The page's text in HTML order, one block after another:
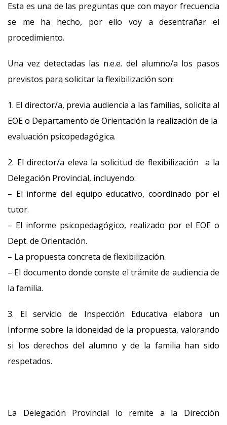
Esta es una de las preguntas que con mayor frecuencia
se me ha hecho, por ello voy a desentrañar el
procedimiento.
Una vez detectadas las n.e.e. del alumno/a los pasos
previstos para solicitar la flexibilización son:
1. El director/a, previa audiencia a las familias, solicita al
EOE o Departamento de Orientación la realización de la
evaluación psicopedagógica.
2. El director/a eleva la solicitud de flexibilización a la
Delegación Provincial, incluyendo:
– El informe del equipo educativo, coordinado por el
tutor.
– El informe psicopedagógico, realizado por el EOE o
Dept. de Orientación.
– La propuesta concreta de flexibilización.
– El documento donde conste el trámite de audiencia de
la familia.
3. El servicio de Inspección Educativa elabora un
Informe sobre la idoneidad de la propuesta, valorando
si los derechos del alumno y de la familia han sido
respetados.
La Delegación Provincial lo remite a la Dirección